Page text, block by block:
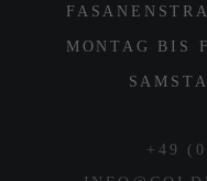
MONTAG BIS
+49